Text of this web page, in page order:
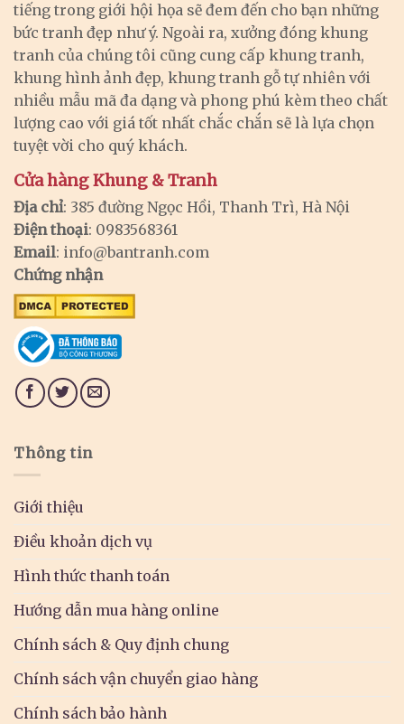
tiếng trong giới hội họa sẽ đem đến cho bạn những
bức tranh đẹp như ý. Ngoài ra, xưởng đóng khung
tranh của chúng tôi cũng cung cấp khung tranh,
khung hình ảnh đẹp, khung tranh gỗ tự nhiên với
nhiều mẫu mã đa dạng và phong phú kèm theo chất
lượng cao với giá tốt nhất chắc chắn sẽ là lựa chọn
tuyệt vời cho quý khách.
Cửa hàng Khung & Tranh
Địa chỉ: 385 đường Ngọc Hồi, Thanh Trì, Hà Nội
Điện thoại: 0983568361
Email: info@bantranh.com
Chứng nhận
Thông tin
Giới thiệu
Điều khoản dịch vụ
Hình thức thanh toán
Hướng dẫn mua hàng online
Chính sách & Quy định chung
Chính sách vận chuyển giao hàng
Chính sách bảo hành